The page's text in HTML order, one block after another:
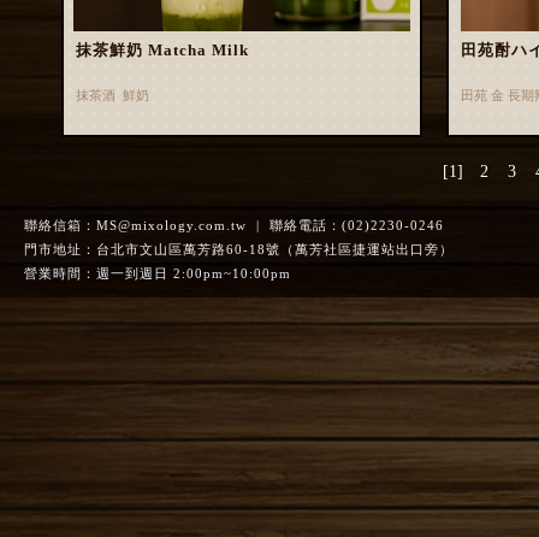
抹茶鮮奶 Matcha Milk
抹茶酒 鮮奶
田苑酎ハ
田苑 金 長
[1] 2 3
聯絡信箱： MS@mixology.com.tw | 聯絡電話：(02)2230-0246
門市地址：台北市文山區萬芳路60-18號（萬芳社區捷運站出口旁）
營業時間：週一到週日 2:00pm~10:00pm